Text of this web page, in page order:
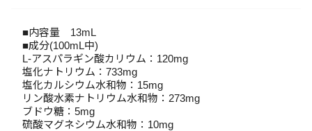
■内容量 13mL
■成分(100mL中)
L-アスパラギン酸カリウム：120mg
塩化ナトリウム：733mg
塩化カルシウム水和物：15mg
リン酸水素ナトリウム水和物：273mg
ブドウ糖：5mg
硫酸マグネシウム水和物：10mg